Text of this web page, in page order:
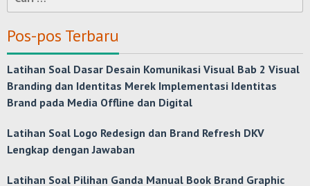
untuk:
Pos-pos Terbaru
Latihan Soal Dasar Desain Komunikasi Visual Bab 2 Visual
Branding dan Identitas Merek Implementasi Identitas
Brand pada Media Offline dan Digital
Latihan Soal Logo Redesign dan Brand Refresh DKV
Lengkap dengan Jawaban
Latihan Soal Pilihan Ganda Manual Book Brand Graphic